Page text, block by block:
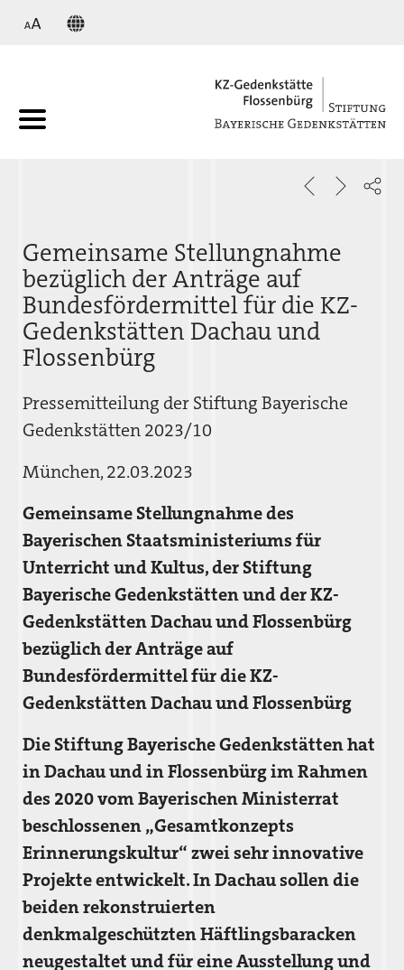
Gemeinsame Stellungnahme
bezüglich der Anträge auf
Bundesfördermittel für die KZ-
Gedenkstätten Dachau und
Flossenbürg
Pressemitteilung der Stiftung Bayerische
Gedenkstätten 2023/10
München, 22.03.2023
Gemeinsame Stellungnahme des
Bayerischen Staatsministeriums für
Unterricht und Kultus, der Stiftung
Bayerische Gedenkstätten und der KZ-
Gedenkstätten Dachau und Flossenbürg
bezüglich der Anträge auf
Bundesfördermittel für die KZ-
Gedenkstätten Dachau und Flossenbürg
Die Stiftung Bayerische Gedenkstätten hat
in Dachau und in Flossenbürg im Rahmen
des 2020 vom Bayerischen Ministerrat
beschlossenen „Gesamtkonzepts
Erinnerungskultur“ zwei sehr innovative
Projekte entwickelt. In Dachau sollen die
beiden rekonstruierten
denkmalgeschützten Häftlingsbaracken
neugestaltet und für eine Ausstellung und